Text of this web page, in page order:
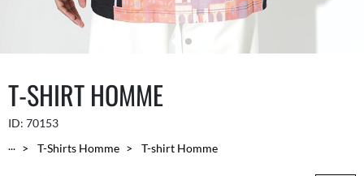
T-SHIRT HOMME
ID: 70153
...
T-Shirts Homme T-shirt Homme